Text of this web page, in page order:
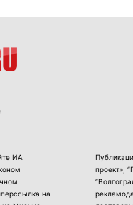
ИА
на
проект»,